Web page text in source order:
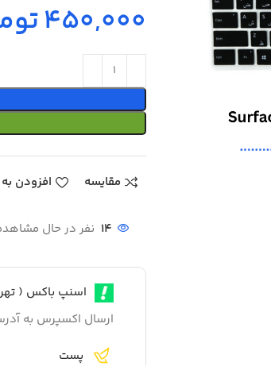
مقایسه افزودن
14 نفر در حال
اسنپ باکس (
ارسال اکسپرس به
پست